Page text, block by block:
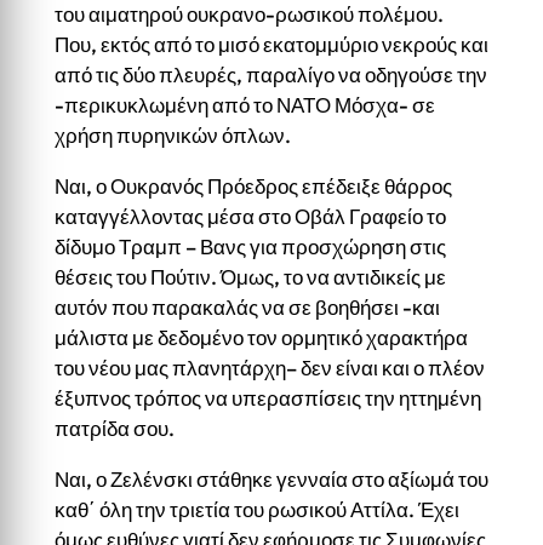
του αιματηρού ουκρανο-ρωσικού πολέμου.
Που, εκτός από το μισό εκατομμύριο νεκρούς και
από τις δύο πλευρές, παραλίγο να οδηγούσε την
-περικυκλωμένη από το ΝΑΤΟ Μόσχα- σε
χρήση πυρηνικών όπλων.
Ναι, ο Ουκρανός Πρόεδρος επέδειξε θάρρος
καταγγέλλοντας μέσα στο Οβάλ Γραφείο το
δίδυμο Τραμπ – Βανς για προσχώρηση στις
θέσεις του Πούτιν. Όμως, το να αντιδικείς με
αυτόν που παρακαλάς να σε βοηθήσει -και
μάλιστα με δεδομένο τον ορμητικό χαρακτήρα
του νέου μας πλανητάρχη– δεν είναι και ο πλέον
έξυπνος τρόπος να υπερασπίσεις την ηττημένη
πατρίδα σου.
Ναι, ο Ζελένσκι στάθηκε γενναία στο αξίωμά του
καθ΄ όλη την τριετία του ρωσικού Αττίλα. Έχει
όμως ευθύνες γιατί δεν εφήρμοσε τις Συμφωνίες